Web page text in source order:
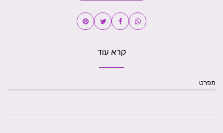
קרא עוד
מפרט